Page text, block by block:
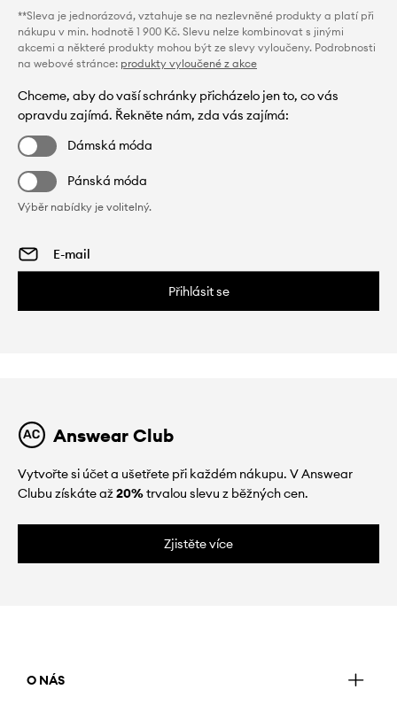
**Sleva je jednorázová, vztahuje se na nezlevněné produkty a platí při
nákupu v min. hodnotě 1 900 Kč. Slevu nelze kombinovat s jinými
akcemi a některé produkty mohou být ze slevy vyloučeny. Podrobnosti
na webové stránce: produkty vyloučené z akce
Chceme, aby do vaší schránky přicházelo jen to, co vás
opravdu zajímá. Řekněte nám, zda vás zajímá:
Dámská móda
Pánská móda
Výběr nabídky je volitelný.
Přihlásit se
Answear Club
Vytvořte si účet a ušetřete při každém nákupu. V Answear
Clubu získáte až20%trvalou slevu z běžných cen.
Zjistěte více
O NÁS